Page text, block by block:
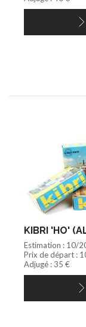
KIBRI 'HO'
Estimation : 10/
Prix de départ :
Adjugé : 35 €